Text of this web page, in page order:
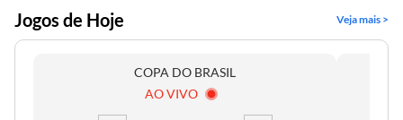
Jogos de Hoje Veja mais >
COPA DO BRASIL
AO VIVO